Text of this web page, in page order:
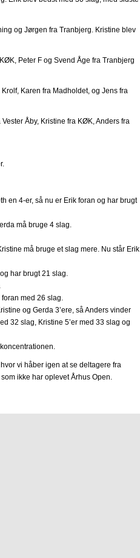
og Jørgen fra Tranbjerg. Kristine blev
Peter F og Svend Åge fra Tranbjerg
Karen fra Madholdet, og Jens fra
Åby, Kristine fra KØK, Anders fra
en 4-er, så nu er Erik foran og har brugt
må bruge 4 slag.
må bruge et slag mere. Nu står Erik
har brugt 21 slag.
foran med 26 slag.
og Gerda 3’ere, så Anders vinder
32 slag, Kristine 5’er med 33 slag og
vi håber igen at se deltagere fra
ikke har oplevet Århus Open.